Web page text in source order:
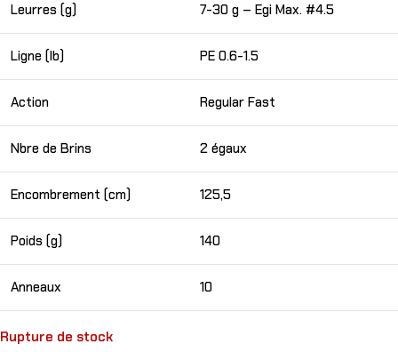
Leurres (g) 7-30 g – Egi Max. #4.5
Ligne (lb) PE 0.6-1.5
Action Regular Fast
Nbre de Brins 2 égaux
Encombrement (cm) 125,5
Poids (g) 140
Anneaux 10
Rupture de stock